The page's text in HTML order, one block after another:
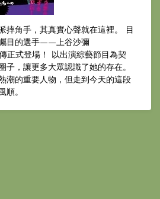
摔角手，其真實心聲就在這裡。 目
目的選手——上谷沙彌
正式登場！ 以出演綜藝節目為契
子，讓更多大眾認識了她的存在。
潮的重要人物，但走到今天的這段
順。